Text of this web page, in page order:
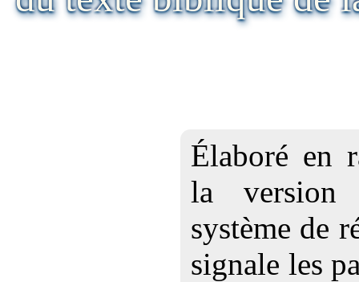
Élaboré en
la version
système de
signale les